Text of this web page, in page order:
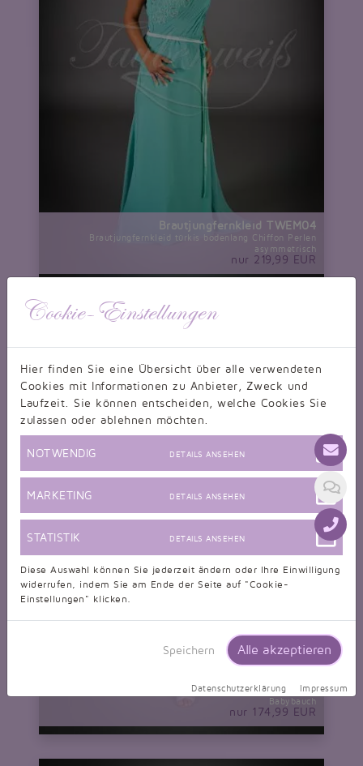
Brautjungfernkleid TWEM04
Brautjungfernkleid türkis bodenlang Chiffon Perlen
asymmetrisch
nur 219,99 EUR
Brautjungfernkleid pink Babydoll Langarm Empire
Babybauch
nur 174,99 EUR
Cookie-Einstellungen
Hier finden Sie eine Übersicht über alle verwendeten
Cookies mit Informationen zu Anbieter, Zweck und
Laufzeit. Sie können entscheiden, welche Cookies Sie
zulassen oder ablehnen möchten.
NOTWENDIG DETAILS ANSEHEN
MARKETING DETAILS ANSEHEN
STATISTIK DETAILS ANSEHEN
Diese Auswahl können Sie jederzeit ändern oder Ihre Einwilligung
widerrufen, indem Sie am Ende der Seite auf "Cookie-
Einstellungen" klicken.
Speichern Alle akzeptieren
Datenschutzerklärung Impressum